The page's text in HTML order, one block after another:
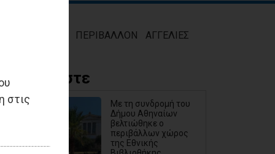
στις
ΠΕΡΙΒΑΛΛΟΝ ΑΓΓΕΛΙΕΣ
Διαβάστε
Με τη συνδρομή του
Δήμου Αθηναίων
βελτιώθηκε ο
περιβάλλων χώρος
της Εθνικής